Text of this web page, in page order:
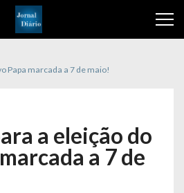
Papa marcada a 7 de maio!
a eleição do
a 7 de